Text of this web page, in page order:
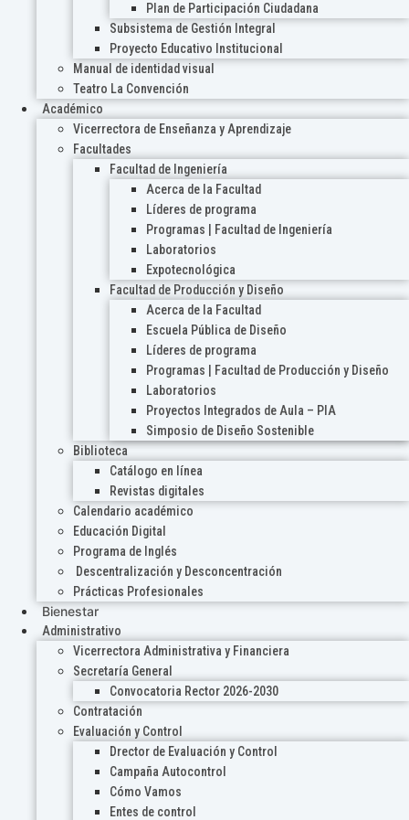
Plan de Participación Ciudadana
Subsistema de Gestión Integral
Proyecto Educativo Institucional
Manual de identidad visual
Teatro La Convención
Académico
Vicerrectora de Enseñanza y Aprendizaje
Facultades
Facultad de Ingeniería
Acerca de la Facultad
Líderes de programa
Programas | Facultad de Ingeniería
Laboratorios
Expotecnológica
Facultad de Producción y Diseño
Acerca de la Facultad
Escuela Pública de Diseño
Líderes de programa
Programas | Facultad de Producción y Diseño
Laboratorios
Proyectos Integrados de Aula – PIA
Simposio de Diseño Sostenible
Biblioteca
Catálogo en línea
Revistas digitales
Calendario académico
Educación Digital
Programa de Inglés
Descentralización y Desconcentración
Prácticas Profesionales
Bienestar
Administrativo
Vicerrectora Administrativa y Financiera
Secretaría General
Convocatoria Rector 2026-2030
Contratación
Evaluación y Control
Drector de Evaluación y Control
Campaña Autocontrol
Cómo Vamos
Entes de control